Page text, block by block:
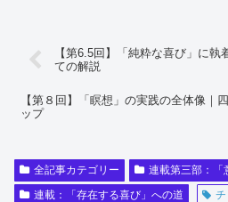
【第6.5回】「純粋な喜び」に
ての解説
【第８回】「瞑想」の実践の全体像｜
ップ
全記事カテゴリー
連載第三部：「
連載：「存在する喜び」への道
チ